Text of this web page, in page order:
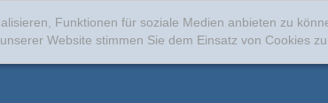
Funktionen für soziale Medien anbieten zu
Website stimmen Sie dem Einsatz von Cookies